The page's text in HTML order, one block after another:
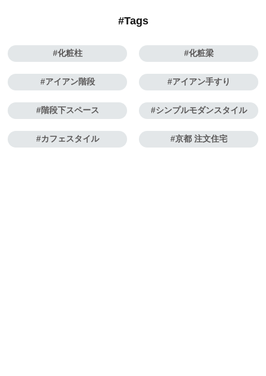
#Tags
化粧柱 化粧梁
アイアン階段 アイアン手すり
階段下スペース シンプルモダンスタイル
カフェスタイル 京都 注文住宅